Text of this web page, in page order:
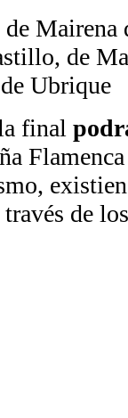
Mairena
de
Ubrique
final
de